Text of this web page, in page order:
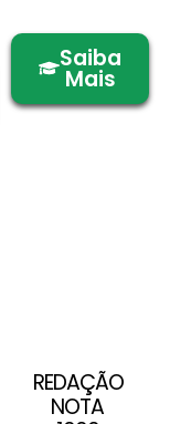
Saiba
Mais
REDAÇÃO
NOTA